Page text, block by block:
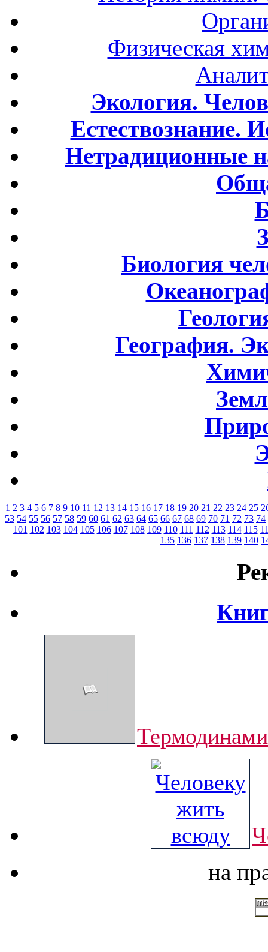
Физическая
Экология.
Естествознание.
Нетрадиционные
Биология
География.
1 2 3 4 5 6 7 8 9 10 11 12 13 14 15 16 17 18 19 20 21 22 23 24 25
53 54 55 56 57 58 59 60 61 62 63 64 65 66 67 68 69 70 71 72 73 74
101 102 103 104 105 106 107 108 109 110 111 112 113 114 115
135 136 137 138 139 140
на